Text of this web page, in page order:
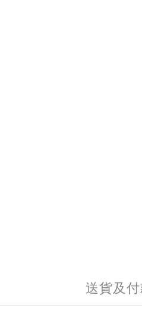
送貨及